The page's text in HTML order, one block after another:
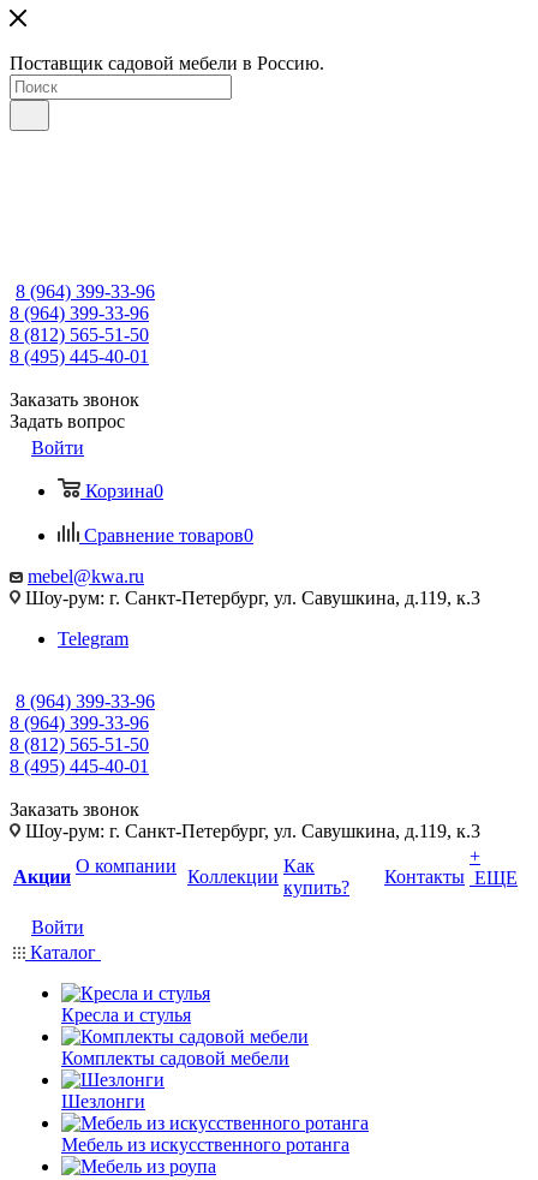
Поставщик садовой мебели в Россию.
8 (964) 399-33-96
8 (964) 399-33-96
8 (812) 565-51-50
8 (495) 445-40-01
Заказать звонок
Задать вопрос
Войти
Корзина0
Сравнение товаров0
mebel@kwa.ru
Шоу-рум: г. Санкт-Петербург, ул. Савушкина, д.119, к.3
Telegram
8 (964) 399-33-96
8 (964) 399-33-96
8 (812) 565-51-50
8 (495) 445-40-01
Заказать звонок
Шоу-рум: г. Санкт-Петербург, ул. Савушкина, д.119, к.3
Акции
О компании
Коллекции
Как
купить?
Контакты
+
ЕЩЕ
Войти
Каталог
Кресла и стулья
Комплекты садовой мебели
Шезлонги
Мебель из искусственного ротанга